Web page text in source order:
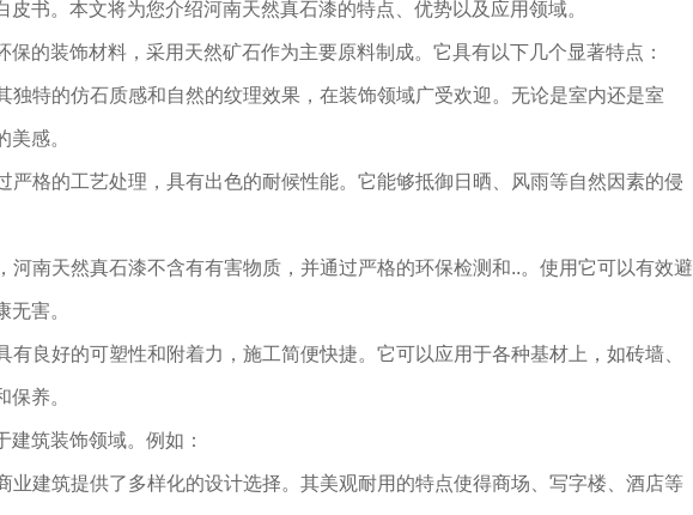
书。本文将为您介绍河南天然真石漆的特点、优势以及应用领域。
的装饰材料，采用天然矿石作为主要原料制成。它具有以下几个显著特点：
独特的仿石质感和自然的纹理效果，在装饰领域广受欢迎。无论是室内还是室
感。
严格的工艺处理，具有出色的耐候性能。它能够抵御日晒、风雨等自然因素的侵
河南天然真石漆不含有有害物质，并通过严格的环保检测和..。使用它可以有效避
害。
有良好的可塑性和附着力，施工简便快捷。它可以应用于各种基材上，如砖墙、
养。
筑装饰领域。例如：
业建筑提供了多样化的设计选择。其美观耐用的特点使得商场、写字楼、酒店等